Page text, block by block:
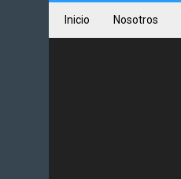
Inicio Nosotros